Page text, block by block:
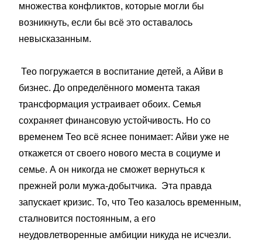
множества конфликтов, которые могли бы
возникнуть, если бы всё это оставалось
невысказанным.
Тео погружается в воспитание детей, а Айви в
бизнес. До определённого момента такая
трансформация устраивает обоих. Семья
сохраняет финансовую устойчивость. Но со
временем Тео всё яснее понимает: Айви уже не
откажется от своего нового места в социуме и
семье. А он никогда не сможет вернуться к
прежней роли мужа-добытчика. Эта правда
запускает кризис. То, что Тео казалось временным,
сталновится постоянным, а его
неудовлетворенные амбиции никуда не исчезли.